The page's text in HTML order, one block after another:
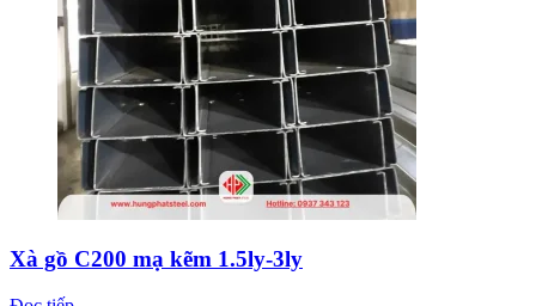
Xà gồ C200 mạ kẽm 1.5ly-3ly